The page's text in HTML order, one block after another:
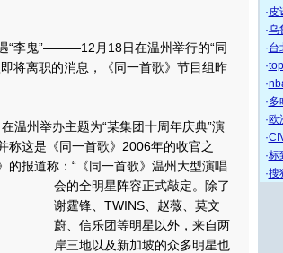
李鬼”———12月18日在温州举行的“同
将离职的消息，《同一首歌》节目组昨
州举办主题为“某集团十周年庆典”演
称这是《同一首歌》2006年的收官之
的报道称：“《同一首歌》温州大型演唱
会的全明星阵容正式敲定。 除了
谢霆锋、TWINS、赵薇、莫文
蔚、信乐团等明星以外，来自两
岸三地以及新加坡的众多明星也
·皮
·乌
·台
·
·
·多
·欧
·
·标
·搜